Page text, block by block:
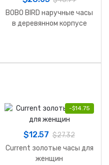
BOBO BIRD наручные часы
в деревянном корпусе
-$14.75
$12.57 $27.32
Current золотые часы для
женщин